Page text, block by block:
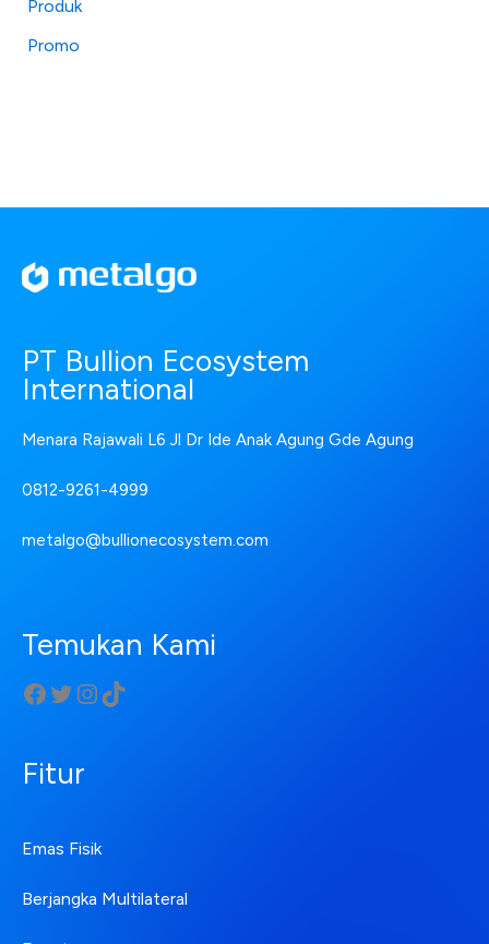
Produk
Promo
PT Bullion Ecosystem
International
Menara Rajawali L6 Jl Dr Ide Anak Agung Gde Agung
0812-9261-4999
metalgo@bullionecosystem.com
Temukan Kami
Fitur
Emas Fisik
Berjangka Multilateral